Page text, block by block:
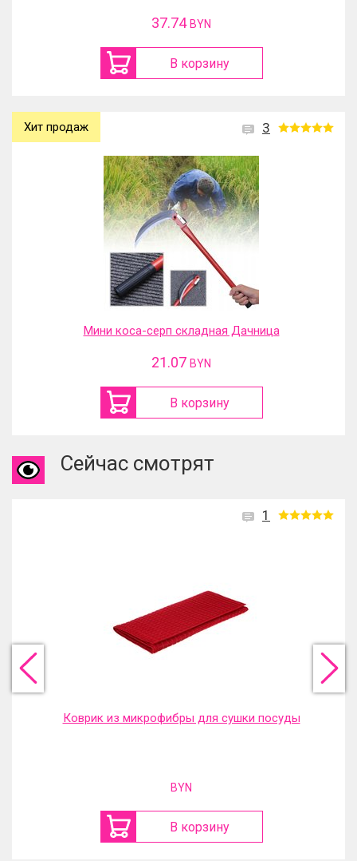
37.74 BYN
В корзину
3
Хит продаж
Мини коса-серп складная Дачница
21.07 BYN
В корзину
Сейчас смотрят
1
Коврик из микрофибры для сушки посуды
BYN
В корзину